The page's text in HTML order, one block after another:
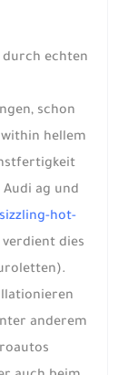
durch echten
schon
hellem
ag und
hot-
dies
anderem